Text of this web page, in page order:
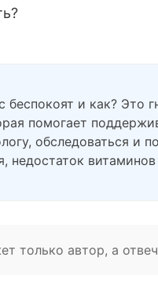
и как? Это
помогает
обследоваться
недостаток
только автор, а